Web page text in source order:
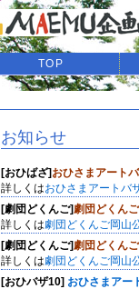
TOP
お知らせ
[おひばざ] おひさまアート
詳しくはおひさまアートバ
[劇団どくんご]劇団どくん
詳しくは劇団どくんご岡山
[劇団どくんご]劇団どくん
詳しくは劇団どくんご岡山
[おひバザ10] おひさまアー